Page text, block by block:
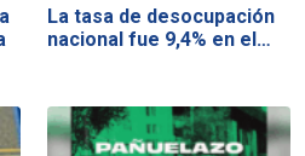
La tasa de desocupación
nacional fue 9,4% en el…